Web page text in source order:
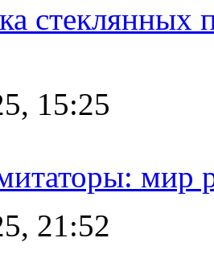
стеклянных
15:25
мир
21:52